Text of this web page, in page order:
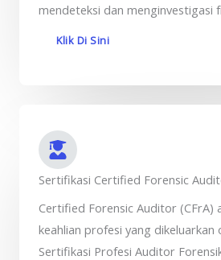
mendeteksi dan menginvestigasi
Klik Di Sini
Sertifikasi Certified Forensic
Certified Forensic Auditor (CFrA)
keahlian profesi yang dikeluarkan
Sertifikasi Profesi Auditor